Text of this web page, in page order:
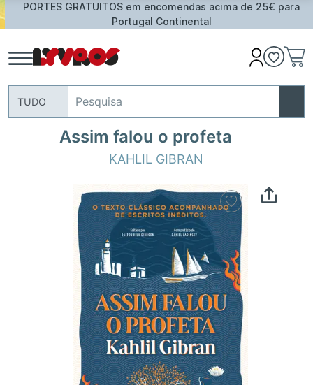
PORTES GRATUITOS em encomendas acima de 25€ para
Portugal Continental
TUDO
Assim falou o profeta
KAHLIL GIBRAN